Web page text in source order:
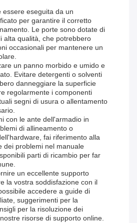
essere eseguita da un
per garantire il corretto
Le porte sono dotate di
alta qualità, che potrebbero
occasionali per mantenere un
un panno morbido e umido e
Evitare detergenti o solventi
danneggiare la superficie
regolarmente i componenti
segni di usura o allentamento
con le ante dell'armadio in
di allineamento o
fai riferimento alla
dei problemi nel manuale
parti di ricambio per far
un eccellente supporto
la vostra soddisfazione con il
accedere a guide di
suggerimenti per la
per la risoluzione dei
risorse di supporto online.